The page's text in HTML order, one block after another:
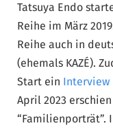
Tatsuya Endo
Reihe im März
Reihe auch in
(ehemals KAZÉ).
Start ein Interview
April 2023
“Familienporträt”.